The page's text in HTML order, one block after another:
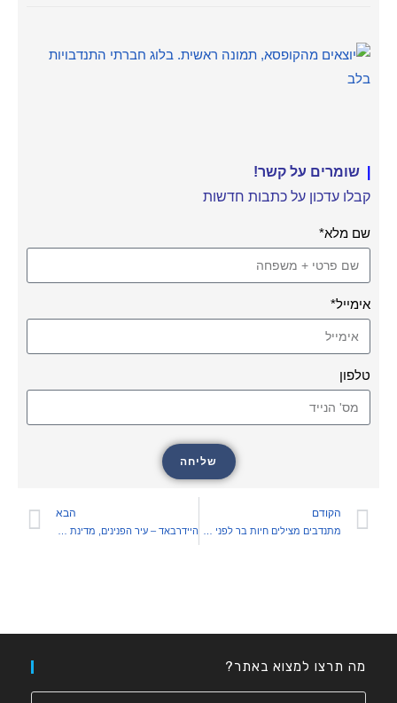
שומרים על קשר!
קבלו עדכון על כתבות חדשות
שם מלא*
אימייל*
טלפון
שליחה
הקודם הבא
מה תרצו למצוא באתר?